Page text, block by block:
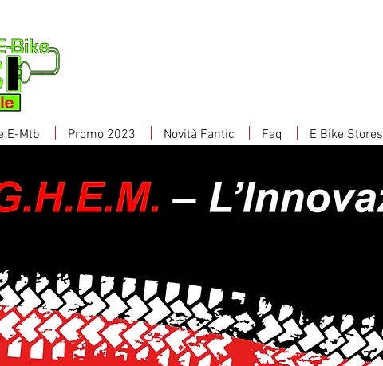
E-Mtb Promo 2023 Novità Fantic Faq E Bike Stores